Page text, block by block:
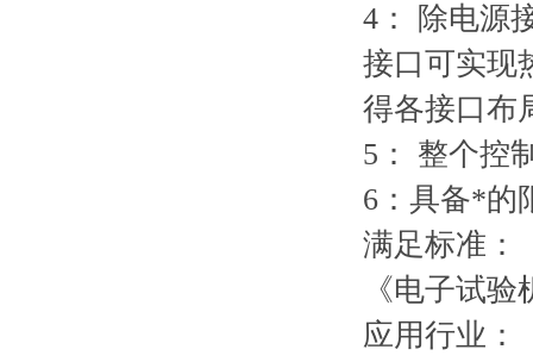
4： 除电源
接口可实现
得各接口布
5： 整个控
6：具备*的
满足标准：
《电子试验
应用行业：